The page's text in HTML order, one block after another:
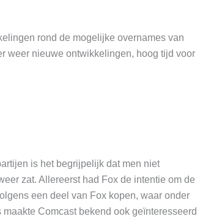
rond de mogelijke overnames van
weer nieuwe ontwikkelingen, hoog tijd voor
is het begrijpelijk dat men niet
zat. Allereerst had Fox de intentie om de
een deel van Fox kopen, waar onder
Comcast bekend ook geïnteresseerd